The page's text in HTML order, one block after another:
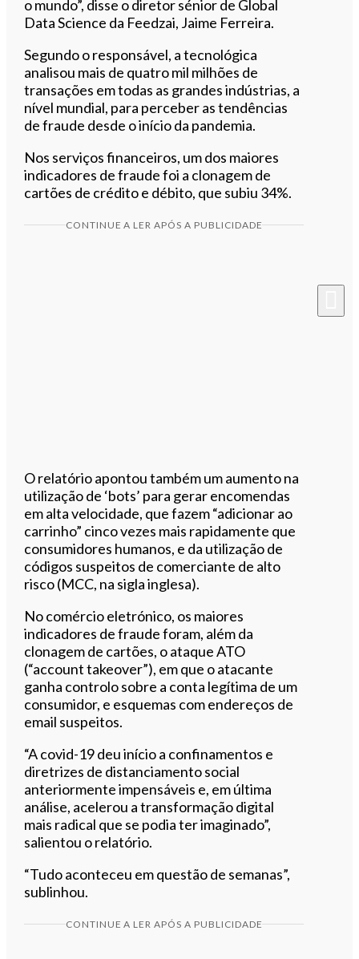
o mundo”, disse o diretor sénior de Global
Data Science da Feedzai, Jaime Ferreira.
Segundo o responsável, a tecnológica
analisou mais de quatro mil milhões de
transações em todas as grandes indústrias, a
nível mundial, para perceber as tendências
de fraude desde o início da pandemia.
Nos serviços financeiros, um dos maiores
indicadores de fraude foi a clonagem de
cartões de crédito e débito, que subiu 34%.
CONTINUE A LER APÓS A PUBLICIDADE
O relatório apontou também um aumento na
utilização de ‘bots’ para gerar encomendas
em alta velocidade, que fazem “adicionar ao
carrinho” cinco vezes mais rapidamente que
consumidores humanos, e da utilização de
códigos suspeitos de comerciante de alto
risco (MCC, na sigla inglesa).
No comércio eletrónico, os maiores
indicadores de fraude foram, além da
clonagem de cartões, o ataque ATO
(“account takeover”), em que o atacante
ganha controlo sobre a conta legítima de um
consumidor, e esquemas com endereços de
email suspeitos.
“A covid-19 deu início a confinamentos e
diretrizes de distanciamento social
anteriormente impensáveis e, em última
análise, acelerou a transformação digital
mais radical que se podia ter imaginado”,
salientou o relatório.
“Tudo aconteceu em questão de semanas”,
sublinhou.
CONTINUE A LER APÓS A PUBLICIDADE